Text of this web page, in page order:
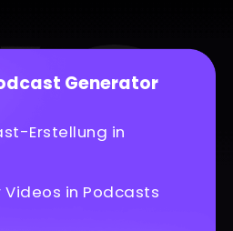
Generator
Erstellung in
Videos in Podcasts